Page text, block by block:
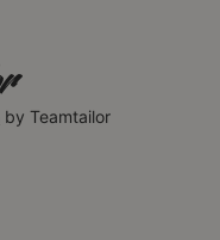
by Teamtailor